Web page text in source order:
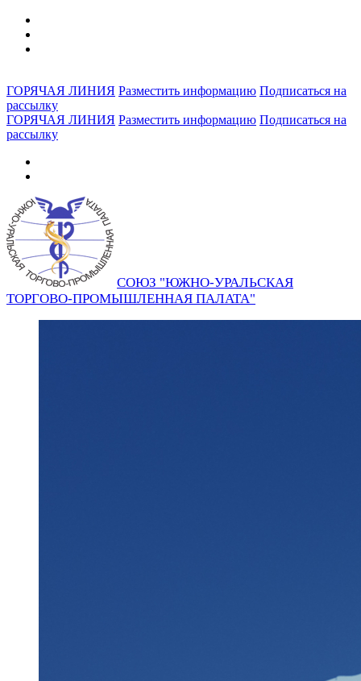
ГОРЯЧАЯ ЛИНИЯ Разместить информацию Подписаться на
рассылку
ГОРЯЧАЯ ЛИНИЯ Разместить информацию Подписаться на
рассылку
СОЮЗ "ЮЖНО-УРАЛЬСКАЯ
ТОРГОВО-ПРОМЫШЛЕННАЯ ПАЛАТА"